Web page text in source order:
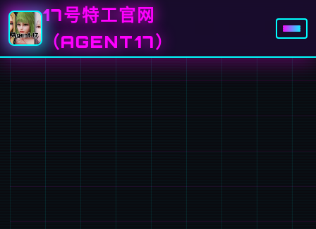
17号特工官网
（AGENT17）